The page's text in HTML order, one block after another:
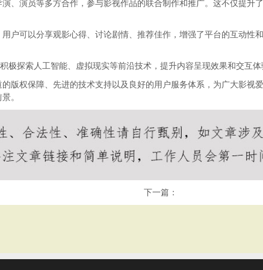
、演员等多方合作，参与影视作品的联合制作和推广。这不仅提升
户可以分享观影心得、讨论剧情、推荐佳作，增强了平台的互动性
极探索人工智能、虚拟现实等前沿技术，提升内容呈现效果和交互
版权保障、先进的技术支持以及良好的用户服务体系，为广大影视
。
下一篇：